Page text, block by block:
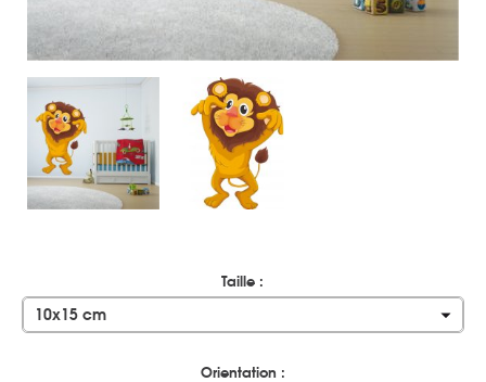
Taille :
10x15 cm
Orientation :